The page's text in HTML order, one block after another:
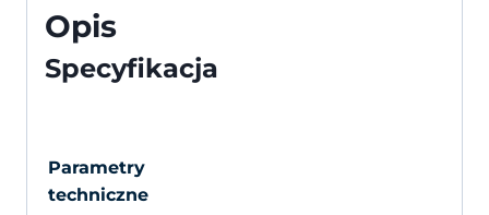
Opis
Specyfikacja
Parametry
techniczne